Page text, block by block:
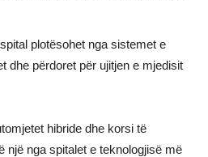
plotësohet nga sistemet e
dhe përdoret për ujitjen e mjedisit
hibride dhe korsi të
një nga spitalet e teknologjisë më